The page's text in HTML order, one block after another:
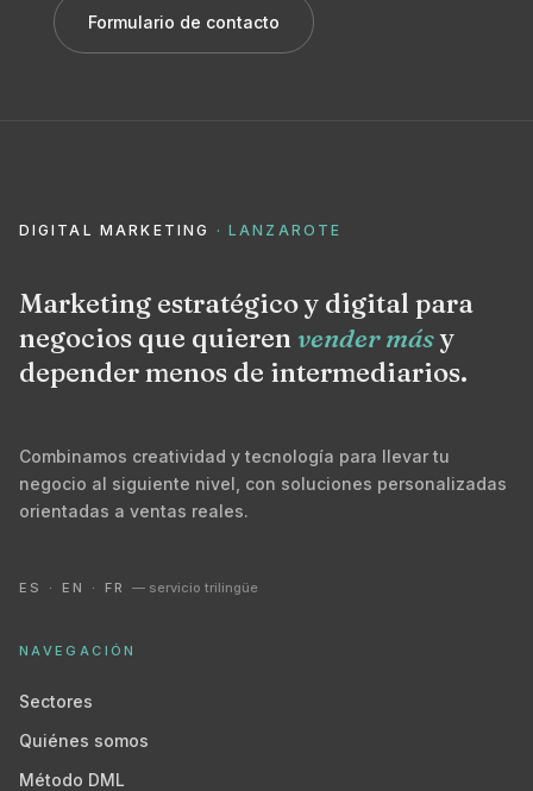
Formulario de contacto
DIGITAL MARKETING · LANZAROTE
Marketing estratégico y digital para
negocios que quieren vender másy
depender menos de intermediarios.
Combinamos creatividad y tecnología para llevar tu
negocio al siguiente nivel, con soluciones personalizadas
orientadas a ventas reales.
ES · EN · FR— servicio trilingüe
NAVEGACIÓN
Sectores
Quiénes somos
Método DML